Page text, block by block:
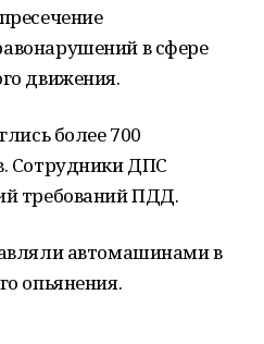
в сфере
движения.
более 700
Сотрудники ДПС
требований ПДД.
автомашинами в
опьянения.